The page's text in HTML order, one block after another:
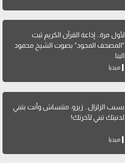
لأول مرة.. إذاعة القرآن الكريم ثبث
"المصحف المجود" بصوت الشيخ محمود
البنا
ميديا
بسبب الزلزال.. زيزو: متنساش وأنت بتبني
لدنيتك تبني لآخرتك!
ميديا